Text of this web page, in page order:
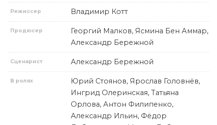
Режиссер Владимир Котт
Продюсер
Георгий Малков, Ясмина Бен Аммар,
Александр Бережной
Сценарист Александр Бережной
В ролях
Юрий Стоянов, Ярослав Головнёв,
Ингрид Олеринская, Татьяна
Орлова, Антон Филипенко,
Александр Ильин, Фёдор